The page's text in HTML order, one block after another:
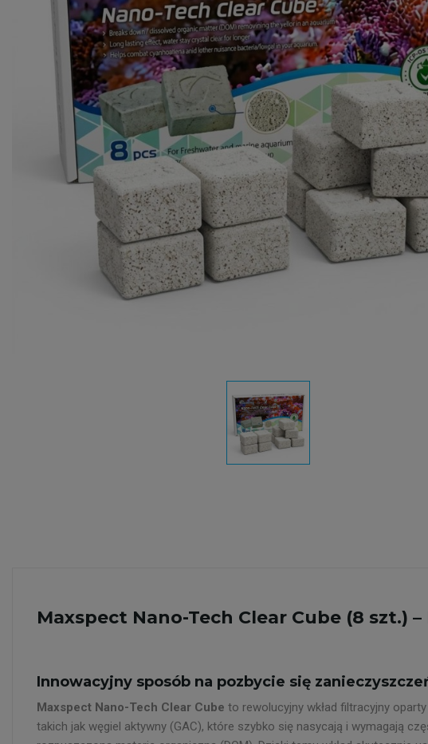
Maxspect Nano-Tech Clear Cube (8
Innowacyjny sposób na pozbycie się
Maxspect Nano-Tech Clear Cube to rewolucyjny wkład filtracyjny
takich jak węgiel aktywny (GAC), które szybko się nasycają i wymagają